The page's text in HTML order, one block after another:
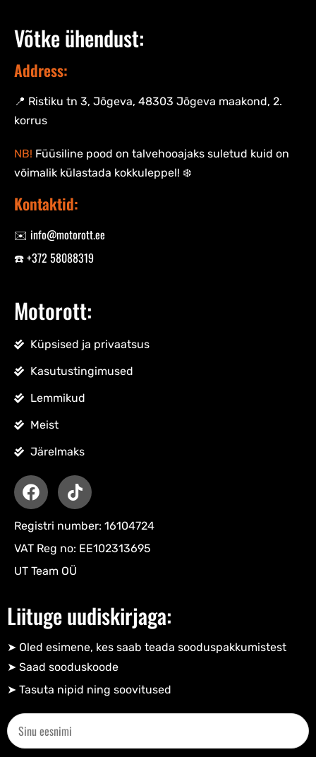
Võtke ühendust:
Address:
📍 Ristiku tn 3, Jõgeva, 48303 Jõgeva maakond, 2.
korrus
NB! Füüsiline pood on talvehooajaks suletud kuid on
võimalik külastada kokkuleppel! ❄️
Kontaktid:
✉️ info@motorott.ee
☎️ +372 58088319
Motorott:
Küpsised ja privaatsus
Kasutustingimused
Lemmikud
Meist
Järelmaks
Registri number: 16104724
VAT Reg no: EE102313695
UT Team OÜ
Liituge uudiskirjaga:
➤ Oled esimene, kes saab teada sooduspakkumistest
➤ Saad sooduskoode​
➤ Tasuta nipid ning soovitused​